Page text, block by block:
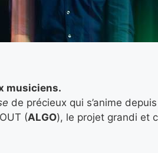
musiciens.
de précieux qui s’anime
(ALGO), le projet grandi et